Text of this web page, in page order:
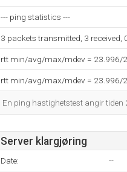
--- ping statistics ---
3 packets transmitted, 3 received,
rtt min/avg/max/mdev = 23.996/
rtt min/avg/max/mdev = 23.996/
En ping hastighetstest angir tiden
Server klargjøring
Date: --